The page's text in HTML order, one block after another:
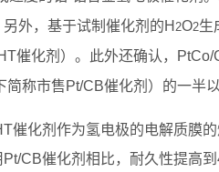
外，基于试制催化剂的H2O2生
催化剂）。此外还确认，PtCo/
称市售Pt/CB催化剂）的一半
催化剂作为氢电极的电解质膜
CB催化剂相比，耐久性提高